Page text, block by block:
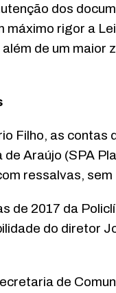
dos
máximo rigor a
de um
Filho, as contas
Araújo (SPA
ressalvas,
de 2017 da
do diretor
de